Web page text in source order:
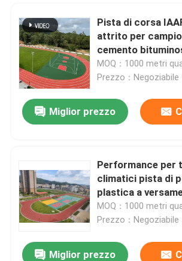
Pista di corsa
attrito per
cemento
MOQ：1000 metri
Prezzo：Negoziabile
Miglior prezzo
Performance per
climatici pista di
plastica a
con elevato
MOQ：1000 metri
Prezzo：Negoziabile
Miglior prezzo